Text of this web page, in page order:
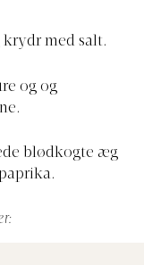
krydr med salt.
og og
blødkogte æg